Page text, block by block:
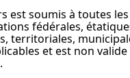
est soumis à toutes
fédérales,
territoriales,
et est non valide